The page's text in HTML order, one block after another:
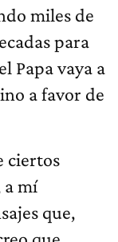
miles de
para
Papa vaya a
a favor de
ciertos
a mí
que,